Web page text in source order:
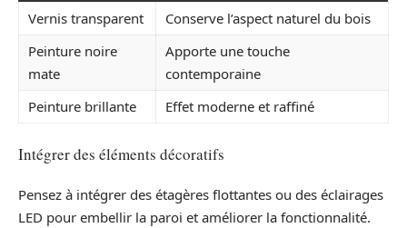
Vernis transparent
Conserve l’aspect naturel du bois
Peinture noire
mate
Apporte une touche
contemporaine
Peinture brillante
Effet moderne et raffiné
Intégrer des éléments décoratifs
Pensez à intégrer des étagères flottantes ou des éclairages
LED pour embellir la paroi et améliorer la fonctionnalité.